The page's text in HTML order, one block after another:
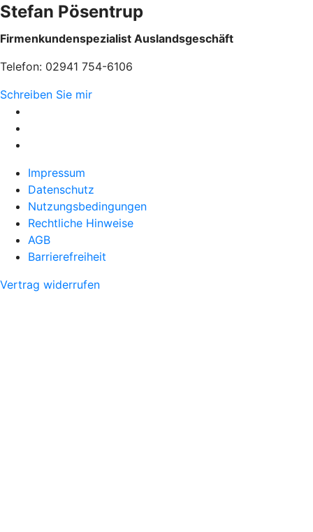
Stefan Pösentrup
Firmenkundenspezialist Auslandsgeschäft
Telefon: 02941 754-6106
Schreiben Sie mir
Impressum
Datenschutz
Nutzungsbedingungen
Rechtliche Hinweise
AGB
Barrierefreiheit
Vertrag widerrufen